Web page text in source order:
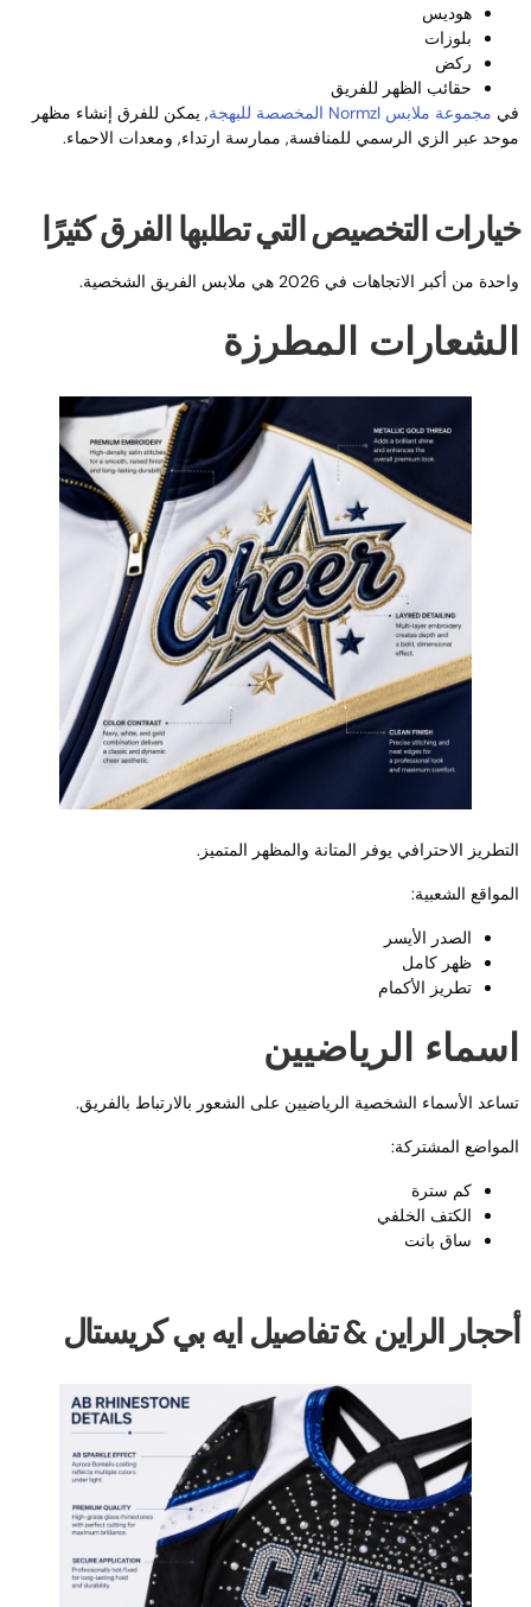
هوديس
بلوزات
ركض
حقائب الظهر للفريق
مجموعة ملابس Normzl المخصصة للبهجة
, يمكن للفرق إنشاء مظهر
عبر الزي الرسمي للمنافسة, ممارسة ارتداء, ومعدات الاحماء.
التخصيص التي تطلبها الفرق كثيرًا
من أكبر الاتجاهات في 2026 هي ملابس الفريق الشخصية.
المطرزة
الاحترافي يوفر المتانة والمظهر المتميز.
الشعبية:
الصدر الأيسر
ظهر كامل
تطريز الأكمام
الرياضيين
الأسماء الشخصية الرياضيين على الشعور بالارتباط بالفريق.
المشتركة:
كم سترة
الكتف الخلفي
ساق بانت
الراين & تفاصيل ايه بي كريستال